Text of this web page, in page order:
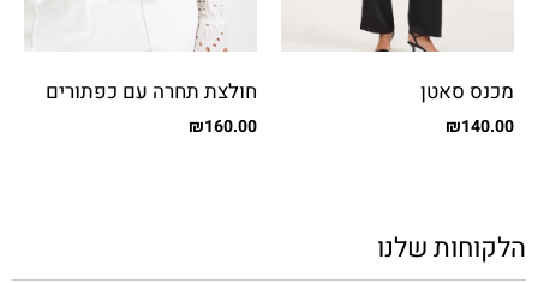
מכנס סאטן
₪140.00
חולצת תחרה עם כפתורים
₪160.00
הלקוחות שלנו